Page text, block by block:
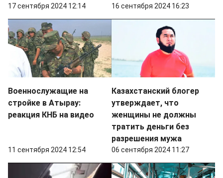
17 сентября 2024 12:14 16 сентября 2024 16:23
Военнослужащие на
стройке в Атырау:
реакция КНБ на видео
11 сентября 2024 12:54
Казахстанский блогер
утверждает, что
женщины не должны
тратить деньги без
разрешения мужа
06 сентября 2024 11:27